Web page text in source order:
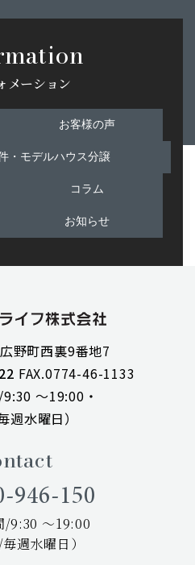
メーション
お客様の声
・モデルハウス分譲
コラム
お知らせ
野町西裏9番地7
FAX.0774-46-1133
9:30 ～19:00・
週水曜日）
946-150
/9:30 ～19:00
週水曜日）